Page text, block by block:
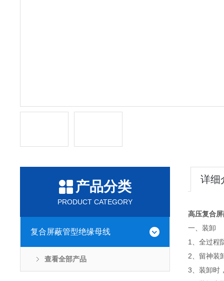
产品分类
PRODUCT CATEGORY
复合屏蔽管型绝缘母线
查看全部产品
详细
高压复合
一、装卸
1、全过程
2、留神装
3、装卸时